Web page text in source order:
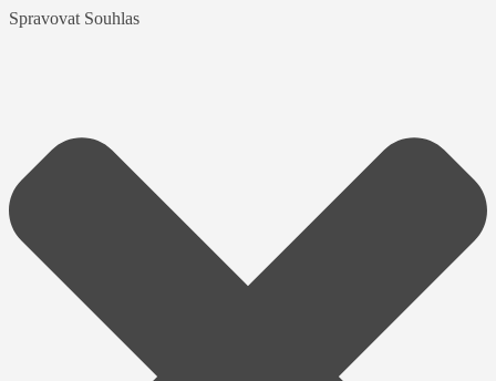
Spravovat Souhlas